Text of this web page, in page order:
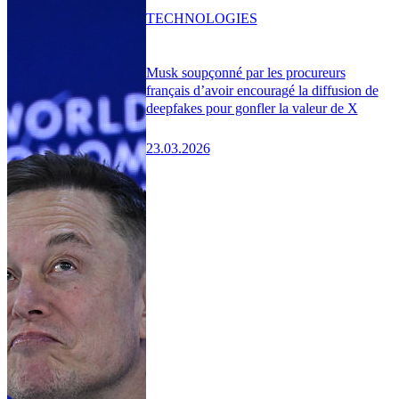
Musk soupçonné par les procureurs
français d’avoir encouragé la diffusion de
deepfakes pour gonfler la valeur de X
23.03.2026
TECHNOLOGIES